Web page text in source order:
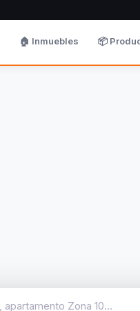
🏠 Inmuebles 📦